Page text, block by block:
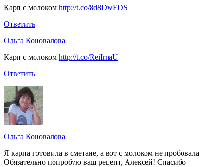
Карп с молоком http://t.co/8d8DwFDS
Ответить
Ольга Коновалова
Карп с молоком http://t.co/ReiIrnaU
Ответить
Ольга Коновалова
Я карпа готовила в сметане, а вот с молоком не пробовала.
Обязательно попробую ваш рецепт, Алексей! Спасибо